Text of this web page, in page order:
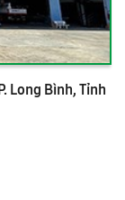
Long Bình, Tỉnh